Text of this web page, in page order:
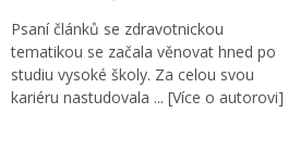
Psaní článků se zdravotnickou
tematikou se začala věnovat hned po
studiu vysoké školy. Za celou svou
kariéru nastudovala ... [Více o autorovi]